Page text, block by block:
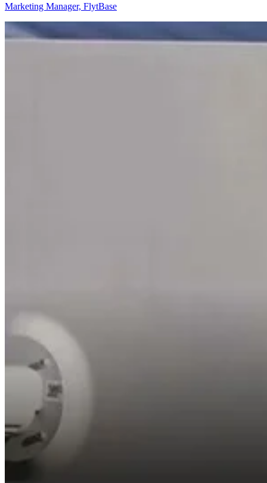
Marketing Manager, FlytBase